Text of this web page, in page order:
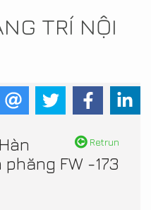
TRÍ NỘI
Retrun
FW -173